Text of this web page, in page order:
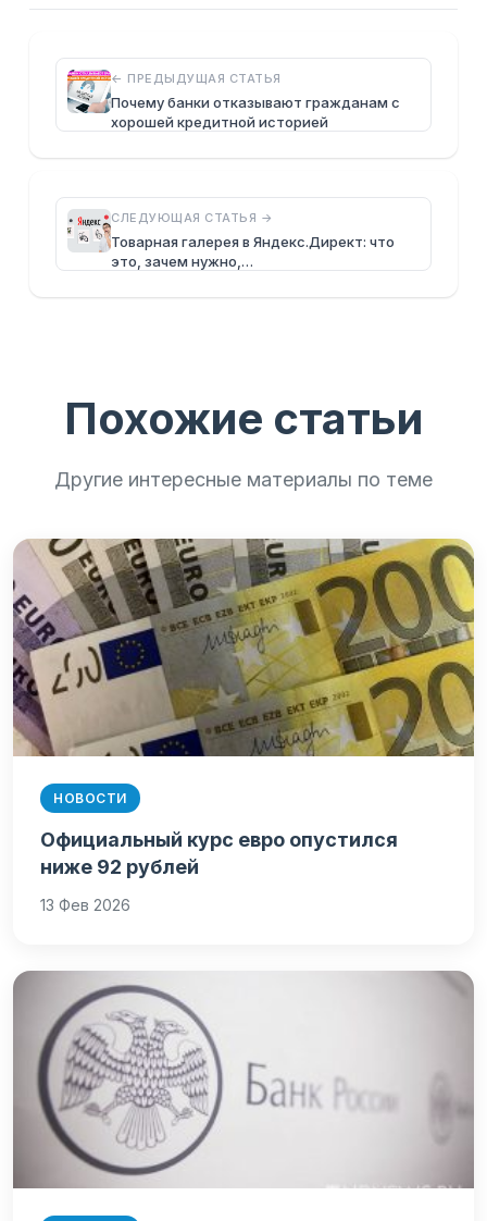
← ПРЕДЫДУЩАЯ СТАТЬЯ
Почему банки отказывают гражданам с
хорошей кредитной историей
СЛЕДУЮЩАЯ СТАТЬЯ →
Товарная галерея в Яндекс.Директ: что
это, зачем нужно,…
Похожие статьи
Другие интересные материалы по теме
НОВОСТИ
Официальный курс евро опустился
ниже 92 рублей
13 Фев 2026